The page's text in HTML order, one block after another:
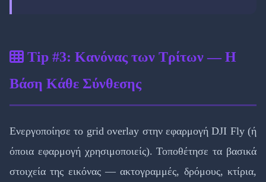
Tip #3: Κανόνας των Τρίτων — H
Βάση Κάθε Σύνθεσης
Ενεργοποίησε το grid overlay στην εφαρμογή DJI Fly (ή
όποια εφαρμογή χρησιμοποιείς). Τοποθέτησε τα βασικά
στοιχεία της εικόνας — ακτογραμμές, δρόμους, κτίρια,